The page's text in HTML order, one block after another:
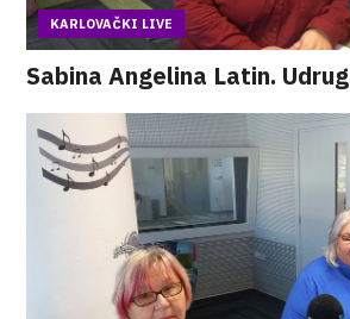
KARLOVAČKI LIVE
Sabina Angelina Latin.